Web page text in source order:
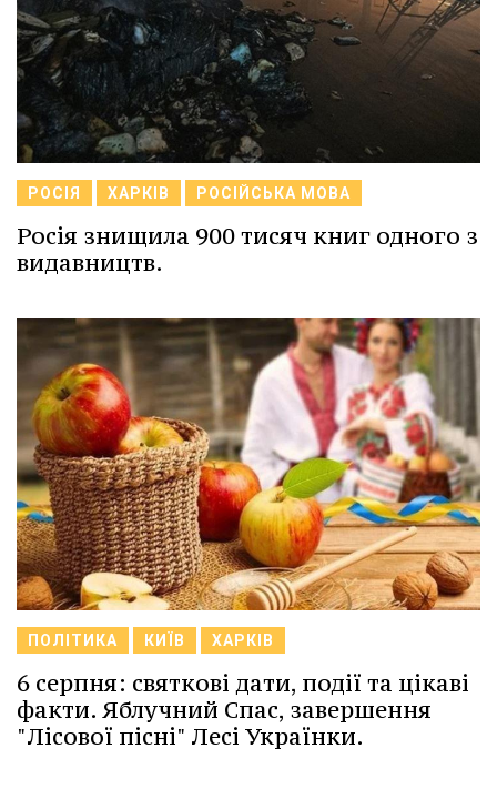
РОСІЯ ХАРКІВ РОСІЙСЬКА МОВА
Росія знищила 900 тисяч книг одного з
видавництв.
ПОЛІТИКА КИЇВ ХАРКІВ
6 серпня: святкові дати, події та цікаві
факти. Яблучний Спас, завершення
"Лісової пісні" Лесі Українки.